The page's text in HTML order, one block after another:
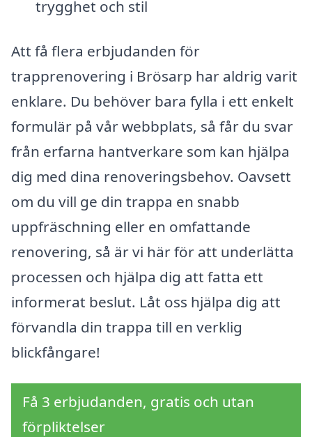
trygghet och stil
Att få flera erbjudanden för
trapprenovering i Brösarp har aldrig varit
enklare. Du behöver bara fylla i ett enkelt
formulär på vår webbplats, så får du svar
från erfarna hantverkare som kan hjälpa
dig med dina renoveringsbehov. Oavsett
om du vill ge din trappa en snabb
uppfräschning eller en omfattande
renovering, så är vi här för att underlätta
processen och hjälpa dig att fatta ett
informerat beslut. Låt oss hjälpa dig att
förvandla din trappa till en verklig
blickfångare!
Få 3 erbjudanden, gratis och utan
förpliktelser